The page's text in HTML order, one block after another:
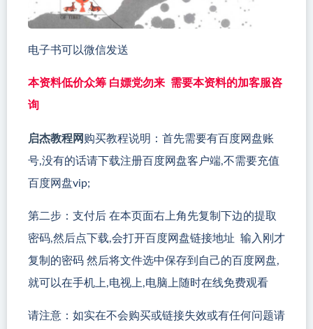
电子书可以微信发送
本资料低价众筹 白嫖党勿来 需要本资料的加客服咨
询
启杰教程网购买教程说明：首先需要有百度网盘账
号,没有的话请下载注册百度网盘客户端,不需要充值
百度网盘vip;
第二步：支付后 在本页面右上角先复制下边的提取
密码,然后点下载,会打开百度网盘链接地址 输入刚才
复制的密码 然后将文件选中保存到自己的百度网盘,
就可以在手机上,电视上,电脑上随时在线免费观看
请注意：如实在不会购买或链接失效或有任何问题请